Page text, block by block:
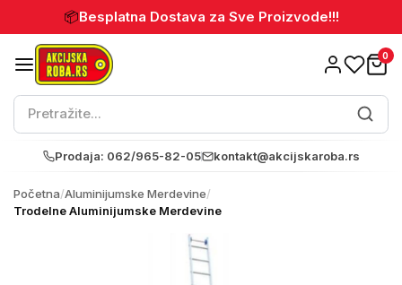
📦Besplatna Dostava za Sve Proizvode!!!
0
Prodaja: 062/965-82-05 kontakt@akcijskaroba.rs
Početna/Aluminijumske Merdevine/
Trodelne Aluminijumske Merdevine